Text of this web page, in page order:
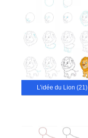
L’idée du Lion (21)